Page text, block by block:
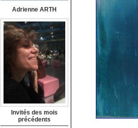
Adrienne ARTH
Invités des mois
précédents